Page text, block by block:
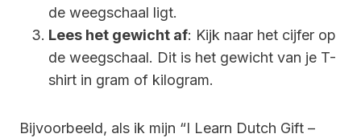
de weegschaal ligt.
Lees het gewicht af: Kijk naar het cijfer op
de weegschaal. Dit is het gewicht van je T-
shirt in gram of kilogram.
Bijvoorbeeld, als ik mijn “I Learn Dutch Gift –